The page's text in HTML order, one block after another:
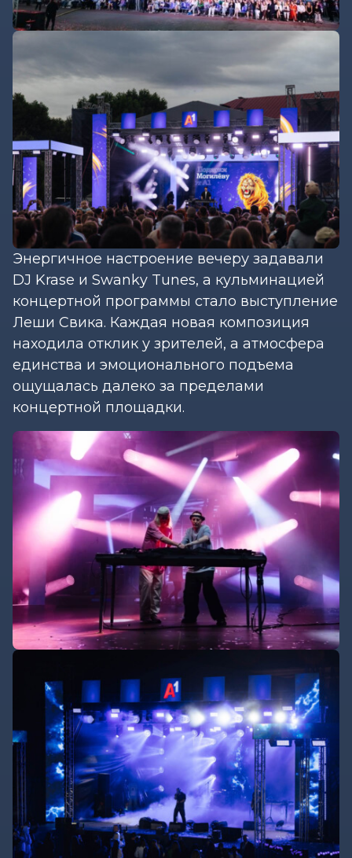
Энергичное настроение вечеру задавали
DJ Krase и Swanky Tunes, а кульминацией
концертной программы стало выступление
Леши Свика. Каждая новая композиция
находила отклик у зрителей, а атмосфера
единства и эмоционального подъема
ощущалась далеко за пределами
концертной площадки.